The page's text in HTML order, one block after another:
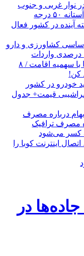
نوار غربی و جنوب
درجه
آینده در کشور فعال
کالای اساسی کشاورزی و دارو
کاسبی خارج‌نشین‌ها با سهمیه اقامت / ۸
کن!
قیمت+ جدول
درباره مصرف
مصرف ترافیک
کسر می‌شود
اینترنت کوبا را
در